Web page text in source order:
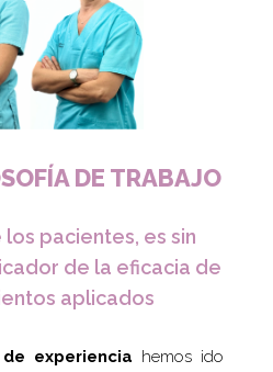
DE TRABAJO
pacientes, es sin
de la eficacia de
aplicados
experiencia hemos ido